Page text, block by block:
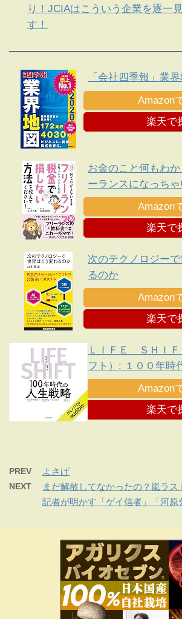
り！JCIAはこういう企業を逐一
す！
「会社四季報」業
Amazon
楽天で
お金のこと何もわ
ーランスになっち
で損しない方法を
Amazon
楽天で
次のテクノロジー
るのか
Amazon
楽天で
ＬＩＦＥ ＳＨＩＦ
フト）: １００年時
Amazon
楽天で
PREV よさげ
NEXT
まだ解散してなかったの？嵐ラス
記者が明かす「ゲイ信者」「河原